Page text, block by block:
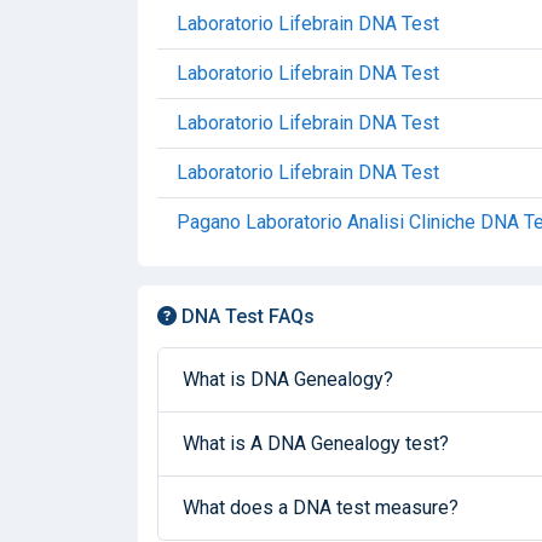
Laboratorio Lifebrain DNA Test
Laboratorio Lifebrain DNA Test
Laboratorio Lifebrain DNA Test
Laboratorio Lifebrain DNA Test
Pagano Laboratorio Analisi Cliniche DNA
DNA Test FAQs
What is DNA Genealogy?
What is A DNA Genealogy test?
What does a DNA test measure?